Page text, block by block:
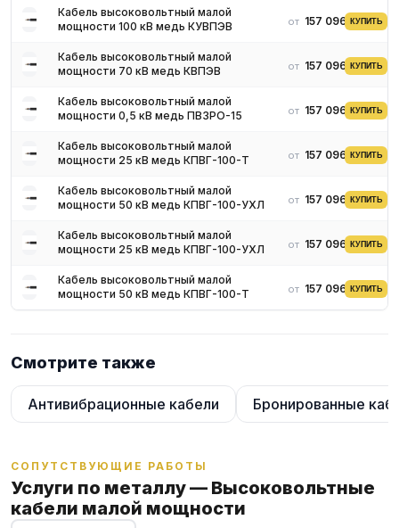
Кабель высоковольтный малой
мощности 100 кВ медь КУВПЭВ
от 157 096 ₽КУПИТЬ
Кабель высоковольтный малой
мощности 70 кВ медь КВПЭВ
от 157 096 ₽КУПИТЬ
Кабель высоковольтный малой
мощности 0,5 кВ медь ПВЗРО-15
от 157 096 ₽КУПИТЬ
Кабель высоковольтный малой
мощности 25 кВ медь КПВГ-100-Т
от 157 096 ₽КУПИТЬ
Кабель высоковольтный малой
мощности 50 кВ медь КПВГ-100-УХЛ
от 157 096 ₽КУПИТЬ
Кабель высоковольтный малой
мощности 25 кВ медь КПВГ-100-УХЛ
от 157 096 ₽КУПИТЬ
Кабель высоковольтный малой
мощности 50 кВ медь КПВГ-100-Т
от 157 096 ₽КУПИТЬ
Смотрите также
Антивибрационные кабели Бронированные
СОПУТСТВУЮЩИЕ РАБОТЫ
Услуги по металлу — Высоковольтные
кабели малой мощности